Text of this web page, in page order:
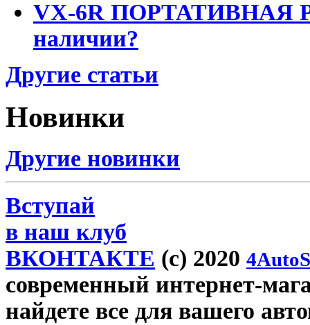
VX-6R ПОРТАТИВНАЯ
наличии?
Другие статьи
Новинки
Другие новинки
Вступай
в наш клуб
ВКОНТАКТЕ (c) 2020
современный интернет-
найдете все для вашего